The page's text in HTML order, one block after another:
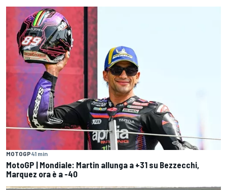
MOTOGP41 min
MotoGP | Mondiale: Martin allunga a +31 su Bezzecchi,
Marquez ora è a -40